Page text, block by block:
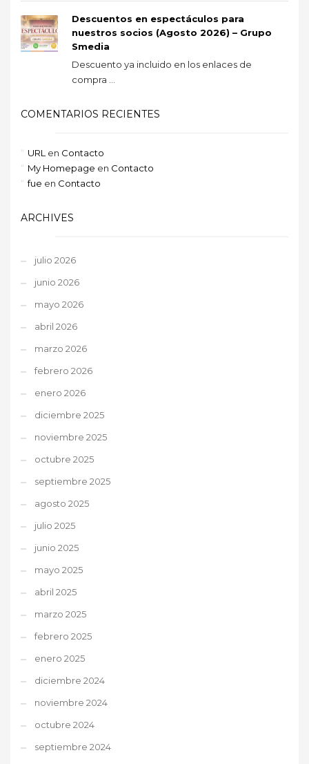
Descuentos en espectáculos para
nuestros socios (Agosto 2026) – Grupo
Smedia
Descuento ya incluido en los enlaces de
compra ...
COMENTARIOS RECIENTES
URL en Contacto
My Homepage en Contacto
fue en Contacto
ARCHIVES
julio 2026
junio 2026
mayo 2026
abril 2026
marzo 2026
febrero 2026
enero 2026
diciembre 2025
noviembre 2025
octubre 2025
septiembre 2025
agosto 2025
julio 2025
junio 2025
mayo 2025
abril 2025
marzo 2025
febrero 2025
enero 2025
diciembre 2024
noviembre 2024
octubre 2024
septiembre 2024